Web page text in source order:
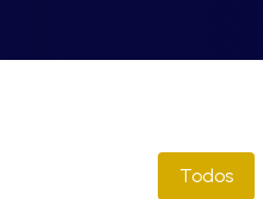
Categorias
Todos